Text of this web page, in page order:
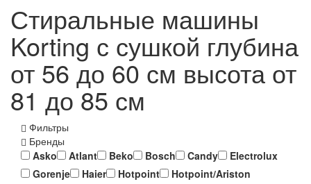
Стиральные машины
Korting с сушкой глубина
от 56 до 60 см высота от
81 до 85 см
Фильтры
Бренды
Asko
Atlant Beko Bosch Candy
Electrolux
Gorenje
Haier Hotpoint
Hotpoint/Ariston